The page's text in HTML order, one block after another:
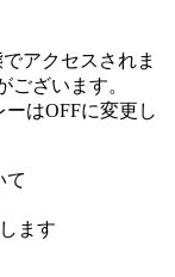
アクセスされま
ざいます。
はOFFに変更し
て
ます